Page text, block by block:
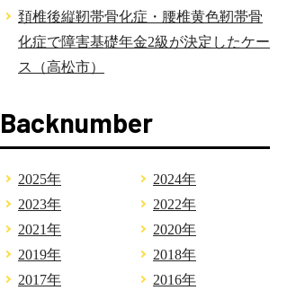
頚椎後縦靭帯骨化症・腰椎黄色靭帯骨
化症で障害基礎年金2級が決定したケー
ス（高松市）
Backnumber
2025年
2024年
2023年
2022年
2021年
2020年
2019年
2018年
2017年
2016年